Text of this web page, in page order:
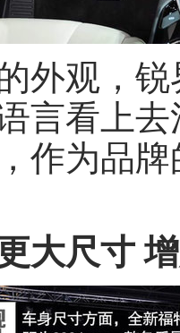
观，锐
言看上
作为品
大尺寸